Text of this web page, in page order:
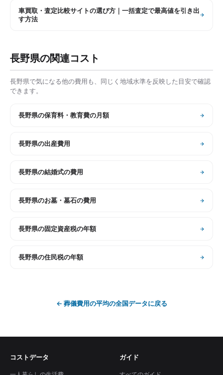
車買取・査定比較サイトの選び方｜一括査定で最高値を引き出
す方法
長野県の関連コスト
長野県で気になる他の費用も、同じく地域水準を反映した目安で確認
できます。
長野県の保育料・教育費の月額
長野県の出産費用
長野県の結婚式の費用
長野県のお墓・墓石の費用
長野県の固定資産税の年額
長野県の住民税の年額
← 葬儀費用の平均の全国データに戻る
コストデータ ガイド